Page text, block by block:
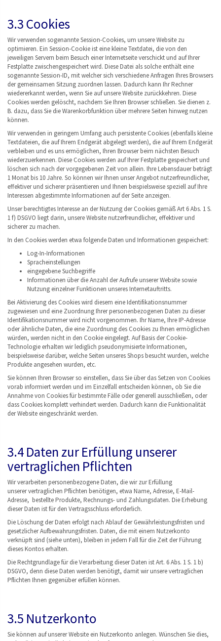
3.3 Cookies
Wir verwenden sogenannte Session-Cookies, um unsere Website zu
optimieren. Ein Session-Cookie ist eine kleine Textdatei, die von den
jeweiligen Servern beim Besuch einer Internetseite verschickt und auf Ihrer
Festplatte zwischengespeichert wird. Diese Datei als solche enthält eine
sogenannte Session-ID, mit welcher sich verschiedene Anfragen Ihres Browsers
der gemeinsamen Sitzung zuordnen lassen. Dadurch kann Ihr Rechner
wiedererkannt werden, wenn Sie auf unsere Website zurückkehren. Diese
Cookies werden gelöscht, nachdem Sie Ihren Browser schließen. Sie dienen z.
B. dazu, dass Sie die Warenkorbfunktion über mehrere Seiten hinweg nutzen
können.
Wir verwenden in geringem Umfang auch persistente Cookies (ebenfalls kleine
Textdateien, die auf Ihrem Endgerät abgelegt werden), die auf Ihrem Endgerät
verbleiben und es uns ermöglichen, Ihren Browser beim nächsten Besuch
wiederzuerkennen. Diese Cookies werden auf Ihrer Festplatte gespeichert und
löschen sich nach der vorgegebenen Zeit von allein. Ihre Lebensdauer beträgt
1 Monat bis 10 Jahre. So können wir Ihnen unser Angebot nutzerfreundlicher,
effektiver und sicherer präsentieren und Ihnen beispielsweise speziell auf Ihre
Interessen abgestimmte Informationen auf der Seite anzeigen.
Unser berechtigtes Interesse an der Nutzung der Cookies gemäß Art 6 Abs. 1 S.
1 f) DSGVO liegt darin, unsere Website nutzerfreundlicher, effektiver und
sicherer zu machen.
In den Cookies werden etwa folgende Daten und Informationen gespeichert:
Log-In-Informationen
Spracheinstellungen
eingegebene Suchbegriffe
Informationen über die Anzahl der Aufrufe unserer Website sowie
Nutzung einzelner Funktionen unseres Internetauftritts.
Bei Aktivierung des Cookies wird diesem eine Identifikationsnummer
zugewiesen und eine Zuordnung Ihrer personenbezogenen Daten zu dieser
Identifikationsnummer wird nicht vorgenommen. Ihr Name, Ihre IP-Adresse
oder ähnliche Daten, die eine Zuordnung des Cookies zu Ihnen ermöglichen
würden, werden nicht in den Cookie eingelegt. Auf Basis der Cookie-
Technologie erhalten wir lediglich pseudonymisierte Informationen,
beispielsweise darüber, welche Seiten unseres Shops besucht wurden, welche
Produkte angesehen wurden, etc.
Sie können Ihren Browser so einstellen, dass Sie über das Setzen von Cookies
vorab informiert werden und im Einzelfall entscheiden können, ob Sie die
Annahme von Cookies für bestimmte Fälle oder generell ausschließen, oder
dass Cookies komplett verhindert werden. Dadurch kann die Funktionalität
der Website eingeschränkt werden.
3.4 Daten zur Erfüllung unserer
vertraglichen Pflichten
Wir verarbeiten personenbezogene Daten, die wir zur Erfüllung
unserer vertraglichen Pflichten benötigen, etwa Name, Adresse, E-Mail-
Adresse, bestellte Produkte, Rechnungs- und Zahlungsdaten. Die Erhebung
dieser Daten ist für den Vertragsschluss erforderlich.
Die Löschung der Daten erfolgt nach Ablauf der Gewährleistungsfristen und
gesetzlicher Aufbewahrungsfristen. Daten, die mit einem Nutzerkonto
verknüpft sind (siehe unten), bleiben in jedem Fall für die Zeit der Führung
dieses Kontos erhalten.
Die Rechtgrundlage für die Verarbeitung dieser Daten ist Art. 6 Abs. 1 S. 1 b)
DSGVO, denn diese Daten werden benötigt, damit wir unsere vertraglichen
Pflichten Ihnen gegenüber erfüllen können.
3.5 Nutzerkonto
Sie können auf unserer Website ein Nutzerkonto anlegen. Wünschen Sie dies,